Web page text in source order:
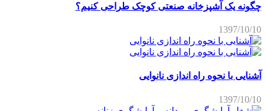
چگونه یک آشپزخانه صنعتی کوچک طراحی کنیم؟
1397/10/10
آشنایی با نحوه راه اندازی نانوایی
1397/10/10